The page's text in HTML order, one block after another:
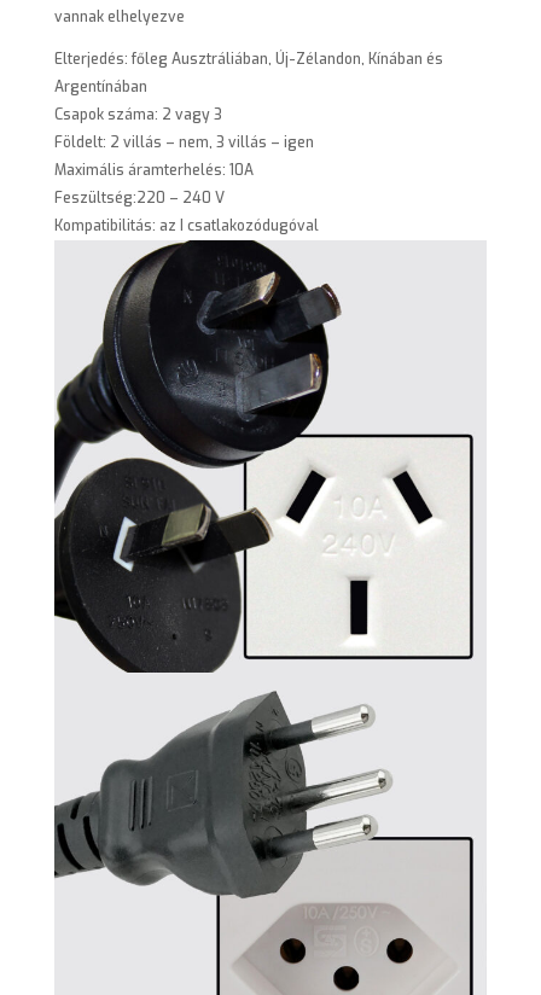
vannak elhelyezve
Elterjedés: főleg Ausztráliában, Új-Zélandon, Kínában és
Argentínában
Csapok száma: 2 vagy 3
Földelt: 2 villás – nem, 3 villás – igen
Maximális áramterhelés: 10A
Feszültség:220 – 240 V
Kompatibilitás: az I csatlakozódugóval